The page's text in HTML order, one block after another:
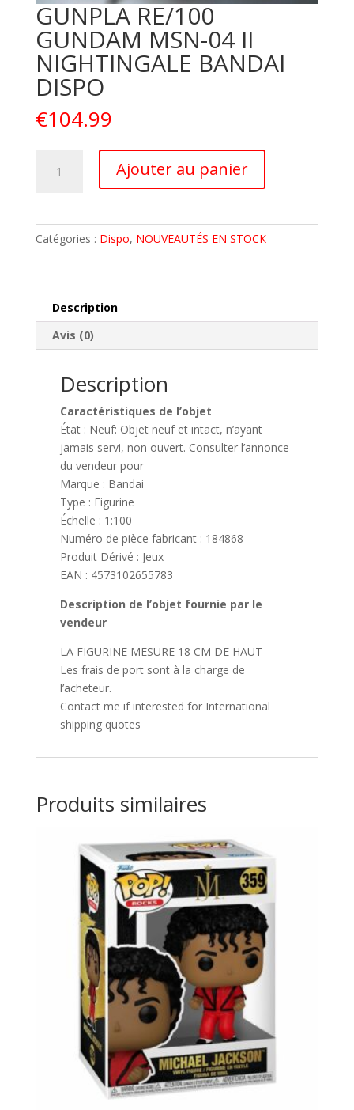
GUNPLA RE/100
GUNDAM MSN-04 II
NIGHTINGALE BANDAI
DISPO
€104.99
GUNDAM
MSN-
NIGHTINGALE
BANDAI
DISPO
Ajouter au panier
r
v
Catégories : Dispo, NOUVEAUTÉS EN STOCK
Description
Avis (0)
Description
Caractéristiques de l’objet
État : Neuf: Objet neuf et intact, n’ayant
jamais servi, non ouvert. Consulter l’annonce
du vendeur pour
Marque : Bandai
Type : Figurine
Échelle : 1:100
Numéro de pièce fabricant : 184868
Produit Dérivé : Jeux
EAN : 4573102655783
Description de l’objet fournie par le
vendeur
LA FIGURINE MESURE 18 CM DE HAUT
Les frais de port sont à la charge de
l’acheteur.
Contact me if interested for International
shipping quotes
Produits similaires